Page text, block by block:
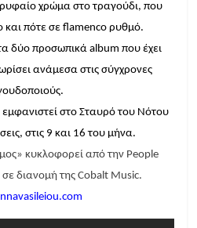
χρώμα στο τραγούδι, που
και πότε σε flamencoρυθμό.
δύο προσωπικά album που έχει
ανάμεσα στις σύγχρονες
στο Σταυρό του Νότου
στις 9 και 16 του μήνα.
κυκλοφορεί από την People
σε διανομή τηςCobalt Music.
.com